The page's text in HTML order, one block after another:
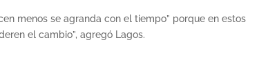
menos se agranda con el tiempo” porque en estos
el cambio”, agregó Lagos.